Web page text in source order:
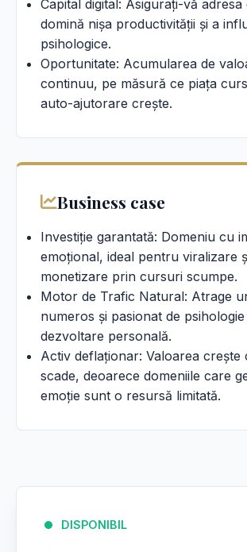
Capital digital: Asigurați-vă adresa
domină nișa productivității și a
psihologice.
Oportunitate: Acumularea de
continuu, pe măsură ce piața
auto-ajutorare crește.
Business case
Investiție garantată: Domeniu cu
emoțional, ideal pentru viralizare
monetizare prin cursuri scumpe.
Motor de Trafic Natural: Atrage
numeros și pasionat de psihologie
dezvoltare personală.
Activ deflaționar: Valoarea crește
scade, deoarece domeniile care
emoție sunt o resursă limitată.
DISPONIBIL